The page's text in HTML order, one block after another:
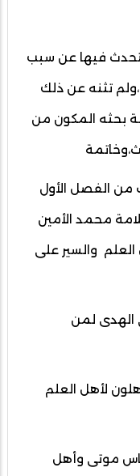
فيها عن سبب
تثنه عن ذلك
بحثه المكون من
من الفصل الأول
محمد الأمين
العلم والسير على
الهدى لمن
لأهل العلم
موتى وأهل